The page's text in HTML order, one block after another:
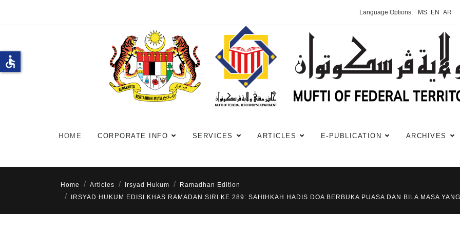
Language Options: MS EN AR
HOME CORPORATE INFO SERVICES ARTICLES E-PUBLICATION ARCHIVES
Home Articles Irsyad Hukum
Ramadhan Edition
IRSYAD HUKUM EDISI KHAS RAMADAN SIRI KE 289: SAHIHKAH HADIS DOA BERBUKA PUASA DAN BILA MASA
accessible